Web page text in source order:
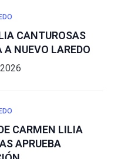
CANTUROSAS
A NUEVO LAREDO
CARMEN LILIA
APRUEBA